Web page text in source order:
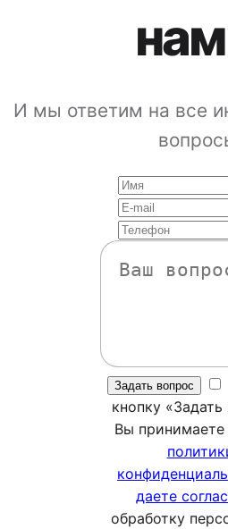
И мы ответим на все
кнопку «Задать
Вы принимаете
даете
обработку